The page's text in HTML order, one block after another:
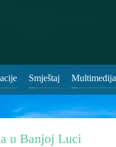
Smještaj Multimedija
u Banjoj Luci